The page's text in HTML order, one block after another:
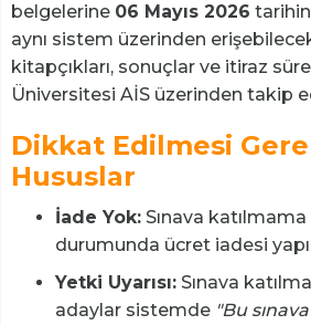
belgelerine 06 Mayıs 2026
aynı sistem üzerinden
kitapçıkları, sonuçlar ve itiraz
Üniversitesi AİS üzerinden takip
Dikkat Edilmesi
Hususlar
İade Yok: Sınava
durumunda ücret iadesi
Yetki Uyarısı: Sınava
adaylar sistemde "Bu